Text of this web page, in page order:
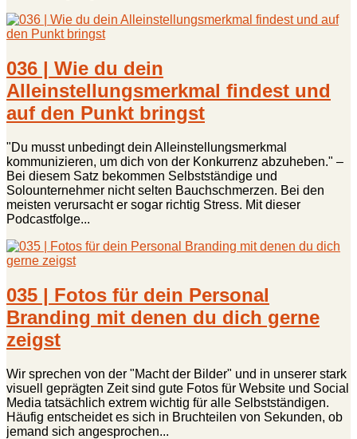
036 | Wie du dein
Alleinstellungsmerkmal findest und
auf den Punkt bringst
"Du musst unbedingt dein Alleinstellungsmerkmal
kommunizieren, um dich von der Konkurrenz abzuheben." –
Bei diesem Satz bekommen Selbstständige und
Solounternehmer nicht selten Bauchschmerzen. Bei den
meisten verursacht er sogar richtig Stress. Mit dieser
Podcastfolge...
035 | Fotos für dein Personal
Branding mit denen du dich gerne
zeigst
Wir sprechen von der "Macht der Bilder" und in unserer stark
visuell geprägten Zeit sind gute Fotos für Website und Social
Media tatsächlich extrem wichtig für alle Selbstständigen.
Häufig entscheidet es sich in Bruchteilen von Sekunden, ob
jemand sich angesprochen...